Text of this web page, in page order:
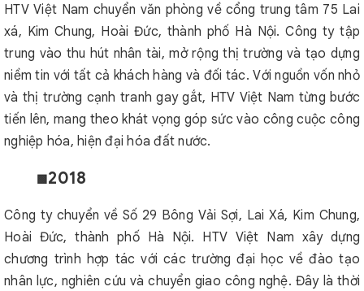
HTV Việt Nam chuyển văn phòng về cổng trung tâm 75 Lai
xá, Kim Chung, Hoài Đức, thành phố Hà Nội. Công ty tập
trung vào thu hút nhân tài, mở rộng thị trường và tạo dựng
niềm tin với tất cả khách hàng và đối tác. Với nguồn vốn nhỏ
và thị trường cạnh tranh gay gắt, HTV Việt Nam từng bước
tiến lên, mang theo khát vọng góp sức vào công cuộc công
nghiệp hóa, hiện đại hóa đất nước.
2018
Công ty chuyển về Số 29 Bông Vải Sợi, Lai Xá, Kim Chung,
Hoài Đức, thành phố Hà Nội. HTV Việt Nam xây dựng
chương trình hợp tác với các trường đại học về đào tạo
nhân lực, nghiên cứu và chuyển giao công nghệ. Đây là thời